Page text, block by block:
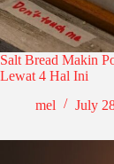
Salt Bread Makin
Lewat 4 Hal Ini
mel
July